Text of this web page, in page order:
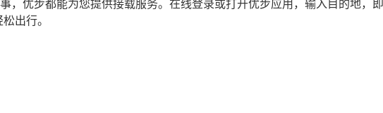
，优步都能为您提供接载服务。在线登录或打开优步应用，输入目的地，
出行。